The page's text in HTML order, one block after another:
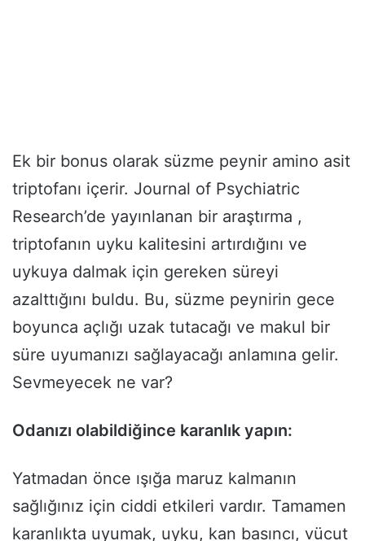
Ek bir bonus olarak süzme peynir amino asit
triptofanı içerir. Journal of Psychiatric
Research’de yayınlanan bir araştırma ,
triptofanın uyku kalitesini artırdığını ve
uykuya dalmak için gereken süreyi
azalttığını buldu. Bu, süzme peynirin gece
boyunca açlığı uzak tutacağı ve makul bir
süre uyumanızı sağlayacağı anlamına gelir.
Sevmeyecek ne var?
Odanızı olabildiğince karanlık yapın:
Yatmadan önce ışığa maruz kalmanın
sağlığınız için ciddi etkileri vardır. Tamamen
karanlıkta uyumak, uyku, kan basıncı, vücut